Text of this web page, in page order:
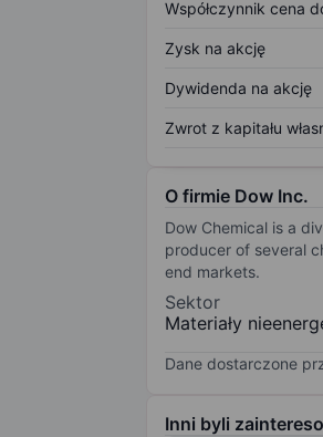
Współczynnik cena
Zysk na akcję
Dywidenda na akcję
Zwrot z kapitału
O firmie Dow Inc.
Dow Chemical is a
producer of several
end markets.
Sektor
Materiały
Dane dostarczone
Inni byli